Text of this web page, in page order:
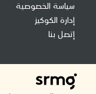
سياسة الخصوصية
إدارة الكوكيز
إتصل بنا